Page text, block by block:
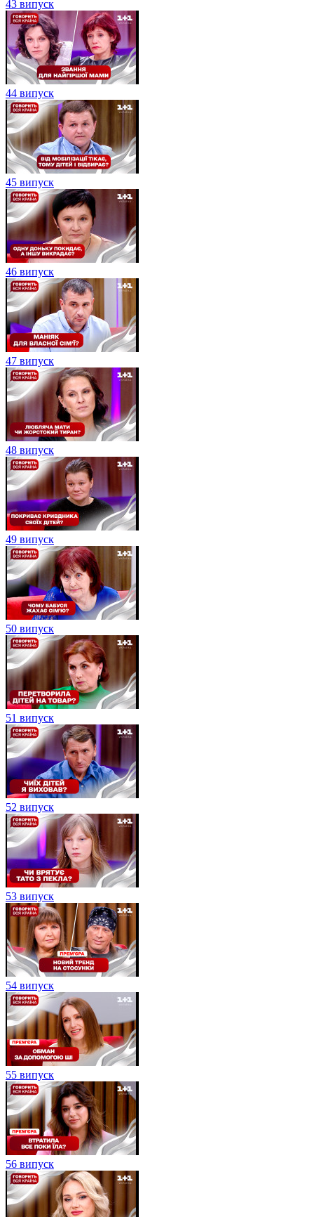
43 випуск
44 випуск
45 випуск
46 випуск
47 випуск
48 випуск
49 випуск
50 випуск
51 випуск
52 випуск
53 випуск
54 випуск
55 випуск
56 випуск